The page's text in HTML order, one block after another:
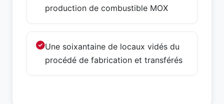
production de combustible MOX
Une soixantaine de locaux vidés du
procédé de fabrication et transférés